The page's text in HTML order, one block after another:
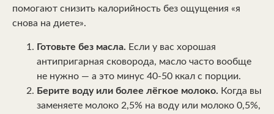
помогают снизить калорийность без ощущения «я
снова на диете».
Готовьте без масла. Если у вас хорошая
антипригарная сковорода, масло часто вообще
не нужно — а это минус 40-50 ккал с порции.
Берите воду или более лёгкое молоко. Когда вы
заменяете молоко 2,5% на воду или молоко 0,5%,